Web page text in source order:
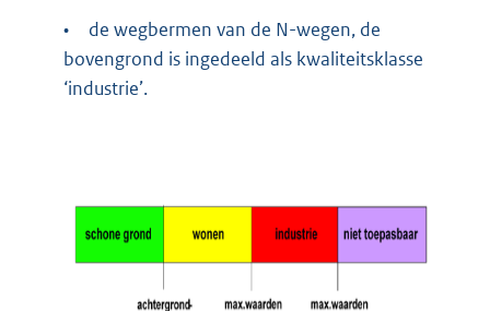
•
de wegbermen van de N-wegen, de
bovengrond is ingedeeld als kwaliteitsklasse
‘industrie’.